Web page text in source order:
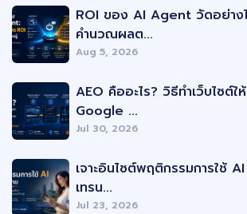
ROI ของ AI Agent วัดอย่าง
คำนวณผลต...
Aug 5, 2026
AEO คืออะไร? วิธีทำเว็บไซต์ใ
Google ...
Jul 30, 2026
เจาะอินไซต์พฤติกรรมการใช้
เทรน...
Jul 23, 2026